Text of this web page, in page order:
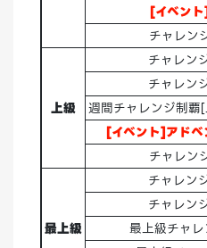
[イベン
チャレン
上級
チャレン
チャレン
週間チャレンジ制覇
[イベント]アドベ
チャレン
最上級
チャレン
チャレン
最上級チャ